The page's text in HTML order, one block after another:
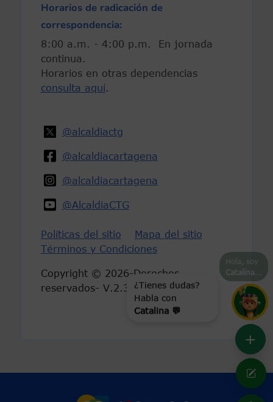
+
Hola, soy
Catalina ...
¿Tienes dudas?
Habla con
Catalina 💬
Horarios de radicación de
correspondencia:
8:00 a.m. - 4:00 p.m. En jornada
continua.
Horarios en otras dependencias
consulta aquí.
@alcaldiactg
@alcaldiacartagena
@alcaldiacartagena
@AlcaldiaCTG
Políticas del sitio
Mapa del sitio
Términos y Condiciones
Copyright © 2026-Derechos
reservados- V.2.3
Marca Colombia